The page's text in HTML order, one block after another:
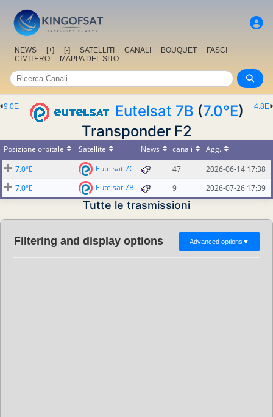
NEWS [+] [-] SATELLITI CANALI BOUQUET
FASCI
CIMITERO
MAPPA DEL SITO
4.8E
9.0E Eutelsat 7B (7.0°E)
Transponder F2
Posizione orbitale Satellite News canali
Agg.
7.0°E
Eutelsat 7C 47
2026-06-14 17:38
7.0°E
Eutelsat 7B 9 2026-07-26 17:39
Tutte le trasmissioni
Filtering and display options Advanced options ▼